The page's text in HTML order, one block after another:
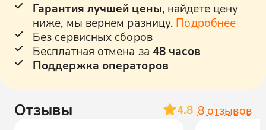
Гарантия лучшей цены, найдете цену
ниже, мы вернем разницу. Подробнее
Без сервисных сборов
Бесплатная отмена за 48 часов
Поддержка операторов
Отзывы 4.8 8 отзывов